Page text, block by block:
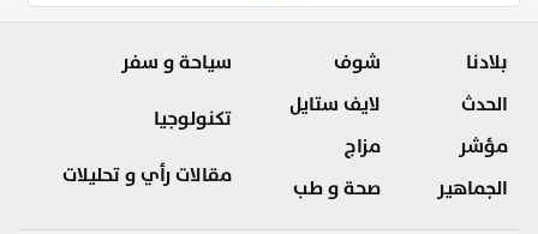
بلادنا
الحدث
مؤشر
الجماهير
شوف
لايف ستايل
مزاج
صحة و طب
سياحة و سفر
تكنولوجيا
مقالات رأي و تحليلات